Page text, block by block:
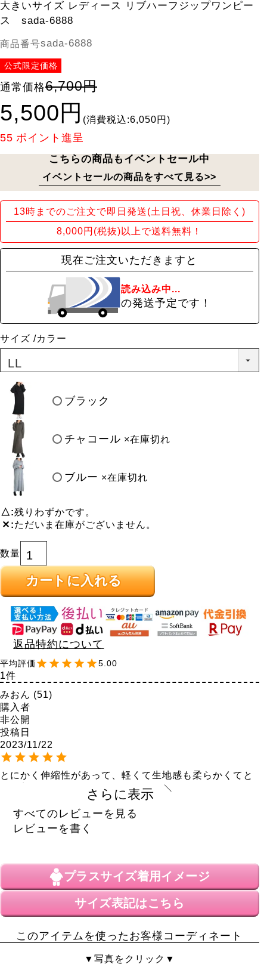
大きいサイズ レディース リブハーフジップワンピー
ス sada-6888
商品番号sada-6888
公式限定価格
通常価格6,700円
5,500円 (消費税込:6,050円)
55 ポイント進呈
こちらの商品もイベントセール中
イベントセールの商品をすべて見る>>
13時までのご注文で即日発送(土日祝、休業日除く)
8,000円(税抜)以上で送料無料！
現在ご注文いただきますと
読み込み中...
の発送予定です！
サイズ カラー
ブラック
チャコール ×在庫切れ
ブルー ×在庫切れ
△ 残りわずかです。
✕ ただいま在庫がございません。
カートに入れる
返品特約について
5.00
1
みおん
51
購入者
非公開
投稿日
2023/11/22
とにかく伸縮性があって、軽くて生地感も柔らかくてと
ても着やすいです。LLから3L体型で、LLでもゆとりがあ
って、気になる下腹やお尻が目立ちにくくて良かったで
す。ハーフジップのワンピース、トレンドに乗っかって
この冬たくさん着たいです。
さらに表示
すべてのレビューを見る
レビューを書く
プラスサイズ着用イメージ
サイズ表記はこちら
このアイテムを使ったお客様コーディネート
▼写真をクリック▼